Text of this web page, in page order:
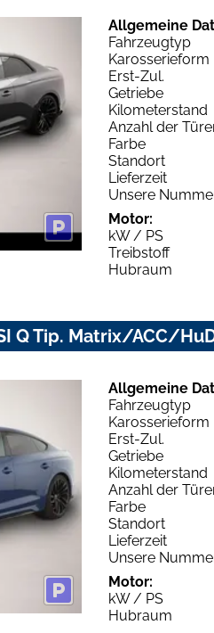
Allgemeine
Fahrzeugtyp
Karosserieform
Erst-Zul.
Getriebe
Kilometerstand
Anzahl der
Farbe
Standort
Lieferzeit
Unsere
Motor:
kW / PS
Treibstoff
Hubraum
Q Tip. Matrix/ACC/
Allgemeine
Fahrzeugtyp
Karosserieform
Erst-Zul.
Getriebe
Kilometerstand
Anzahl der
Farbe
Standort
Lieferzeit
Unsere
Motor:
kW / PS
Hubraum